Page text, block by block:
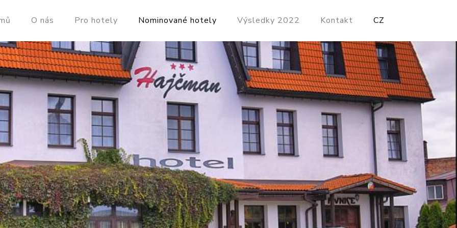
O nás Pro hotely Nominované hotely Výsledky 2022 Kontakt CZ